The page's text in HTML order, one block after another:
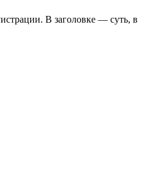
В заголовке — суть, в